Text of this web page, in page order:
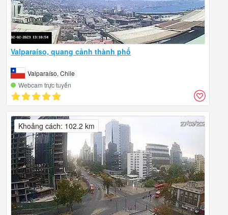
Valparaíso, quang cảnh thành phố
Valparaíso, Chile
Webcam trực tuyến
Khoảng cách: 102.2 km